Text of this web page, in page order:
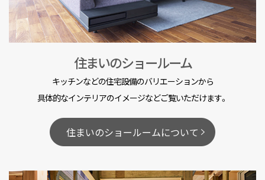
住まいのショールーム
キッチンなどの住宅設備のバリエーションから
具体的なインテリアのイメージなどご覧いただけます。
住まいのショールームについて